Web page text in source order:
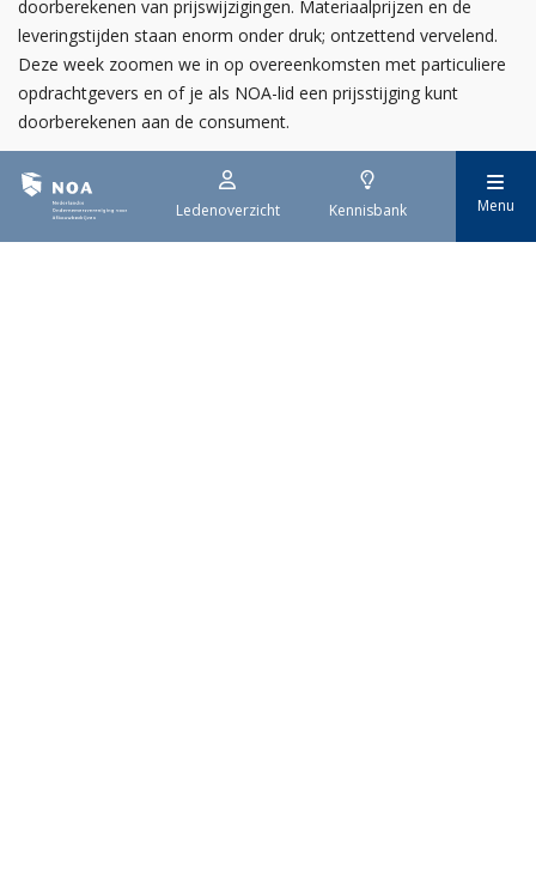
Ledenoverzicht Kennisbank Menu
doorberekenen van prijswijzigingen. Materiaalprijzen en de
leveringstijden staan enorm onder druk; ontzettend vervelend.
Deze week zoomen we in op overeenkomsten met particuliere
opdrachtgevers en of je als NOA-lid een prijsstijging kunt
doorberekenen aan de consument.
Laatste nieuws